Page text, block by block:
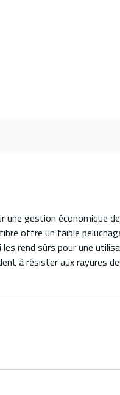
une gestion économique
offre un faible
rend sûrs pour une
à résister aux rayures